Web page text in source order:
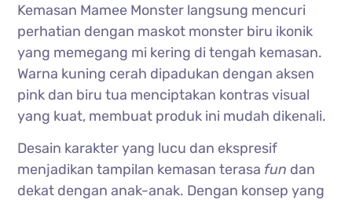
Kemasan Mamee Monster langsung mencuri
perhatian dengan maskot monster biru ikonik
yang memegang mi kering di tengah kemasan.
Warna kuning cerah dipadukan dengan aksen
pink dan biru tua menciptakan kontras visual
yang kuat, membuat produk ini mudah dikenali.
Desain karakter yang lucu dan ekspresif
menjadikan tampilan kemasan terasa fun dan
dekat dengan anak-anak. Dengan konsep yang